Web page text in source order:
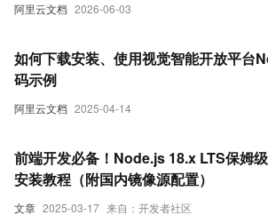
阿里云文档 2026-06-03
阿里云文档 2025-04-14
如何下载安装、使用视觉智能开放平台
码示例
文章 2025-03-17 来自：开发者社区
前端开发必备！Node.js 18.x LTS保姆级
安装教程（附国内镜像源配置）